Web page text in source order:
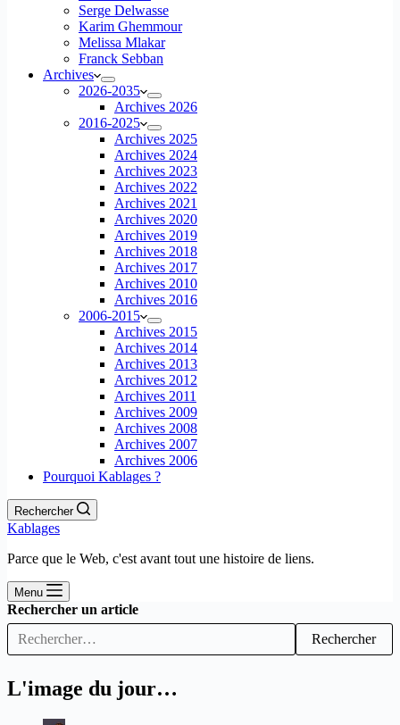
Serge Delwasse
Karim Ghemmour
Melissa Mlakar
Franck Sebban
Archives
2026-2035
Archives 2026
2016-2025
Archives 2025
Archives 2024
Archives 2023
Archives 2022
Archives 2021
Archives 2020
Archives 2019
Archives 2018
Archives 2017
Archives 2010
Archives 2016
2006-2015
Archives 2015
Archives 2014
Archives 2013
Archives 2012
Archives 2011
Archives 2009
Archives 2008
Archives 2007
Archives 2006
Pourquoi Kablages ?
Rechercher
Kablages
Parce que le Web, c'est avant tout une histoire de liens.
Menu
Rechercher un article
Rechercher
L'image du jour…